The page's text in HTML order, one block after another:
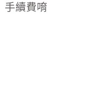
手續費唷